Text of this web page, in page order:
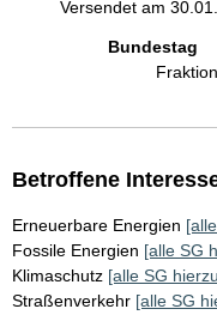
Versendet am
Bundestag
Betroffene
Erneuerbare Energien
Fossile Energien [alle SG
Klimaschutz [alle SG
Straßenverkehr [alle SG